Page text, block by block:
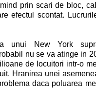
prin scari de bloc,
efectul scontat.
unui New York
nu se va atinge in
de locuitori intr-o
Hranirea unei
daca poluarea